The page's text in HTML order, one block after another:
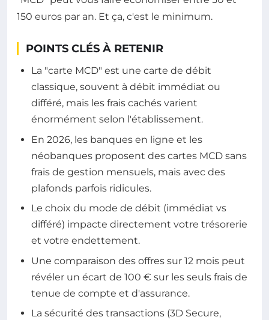
150 euros par an. Et ça, c'est le minimum.
POINTS CLÉS À RETENIR
La "carte MCD" est une carte de débit
classique, souvent à débit immédiat ou
différé, mais les frais cachés varient
énormément selon l'établissement.
En 2026, les banques en ligne et les
néobanques proposent des cartes MCD sans
frais de gestion mensuels, mais avec des
plafonds parfois ridicules.
Le choix du mode de débit (immédiat vs
différé) impacte directement votre trésorerie
et votre endettement.
Une comparaison des offres sur 12 mois peut
révéler un écart de 100 € sur les seuls frais de
tenue de compte et d'assurance.
La sécurité des transactions (3D Secure,